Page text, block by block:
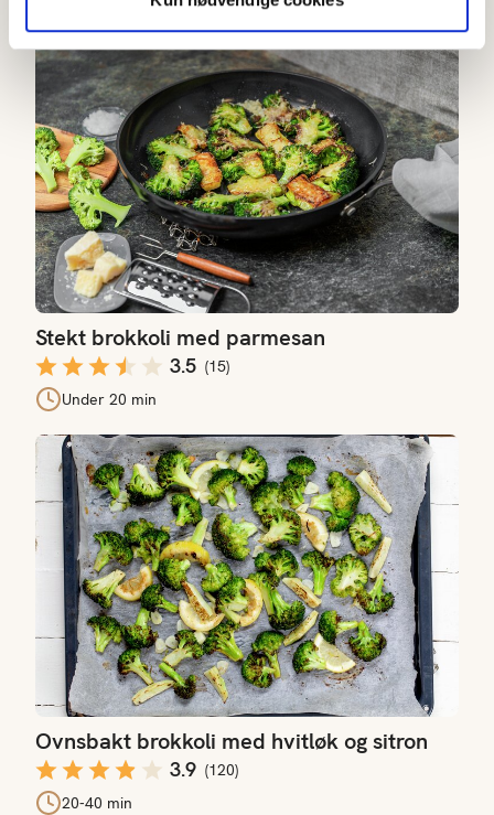
Stekt brokkoli med parmesan
3.5 (15)
Under 20 min
Ovnsbakt brokkoli med hvitløk og sitron
3.9 (120)
20-40 min
Ovnsbakt brokkoli med hvitløk og sitron